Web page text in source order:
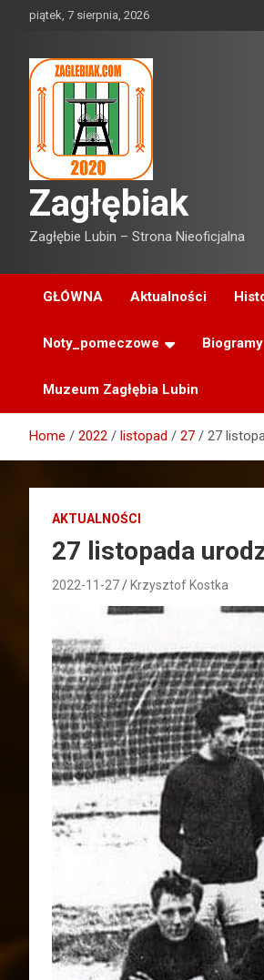
piątek, 7 sierpnia, 2026
Zagłębiak
Zagłębie Lubin – Strona Nieoficjalna
GŁÓWNA Aktualności
Noty_pomeczowe Biogramy
Muzeum Zagłębia Lubin
Home 2022 listopad 27 27
AKTUALNOŚCI
27 listopada
2022-11-27 Krzysztof Kostka